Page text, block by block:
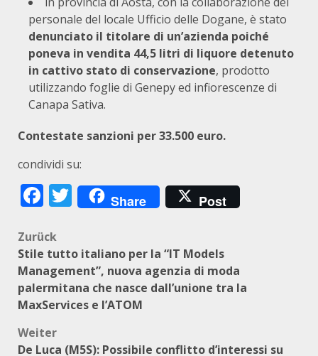
personale del locale Ufficio delle Dogane, è stato
denunciato il titolare di un’azienda poiché
poneva in vendita 44,5 litri di liquore detenuto
in cattivo stato di conservazione, prodotto
utilizzando foglie di Genepy ed infiorescenze di
Canapa Sativa.
Contestate sanzioni per 33.500 euro.
condividi su:
Facebook
Twitter
Share Post
Beitragsnavigation
Zurück
Stile tutto italiano per la “IT Models
Management”, nuova agenzia di moda
palermitana che nasce dall’unione tra la
MaxServices e l’ATOM
Weiter
De Luca (M5S): Possibile conflitto d’interessi su